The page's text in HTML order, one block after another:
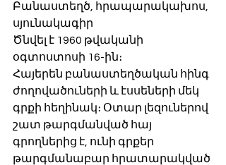
Բանաստեղծ, հրապարակախոս,
սյունակագիր
Ծնվել է 1960 թվականի
օգտոստոսի 16-ին։
Հայերեն բանաստեղծական հինգ
ժողովածուների և էսսեների մեկ
գրքի հեղինակ։ Օտար լեզուներով
շատ թարգմանված հայ
գրողներից է, ունի գրքեր
թարգմանաբար հրատարակված